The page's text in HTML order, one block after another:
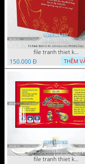
file tranh thiet ke
150.000 Đ
THÊM
file tranh thiet ke